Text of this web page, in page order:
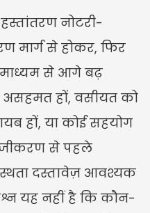
हस्तांतरण नोटरी-
मार्ग से होकर, फिर
से आगे बढ़
असहमत हों, वसीयत को
हों, या कोई सहयोग
से पहले
दस्तावेज़ आवश्यक
यह नहीं है कि कौन-